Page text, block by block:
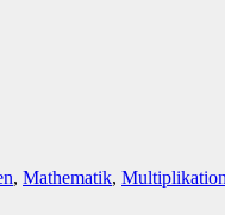
, Mathematik, Multiplikation